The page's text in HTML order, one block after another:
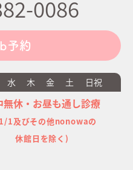
0086
予約
水 木 金 土 日祝
無休・お昼も通し診療
1及びその他nonowaの
休館日を除く)